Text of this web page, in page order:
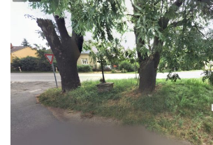
Labem
Kříž v centru Liběšic
Kříž na návsi v Chouči
Boží muka na rozcestí východně od Chouče
Kříž na návsi v Lužici
Kříž na návsi v Dobrčicích